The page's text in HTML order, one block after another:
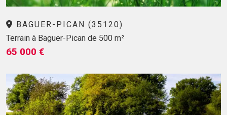
BAGUER-PICAN (35120)
Terrain à Baguer-Pican de 500 m²
65 000 €